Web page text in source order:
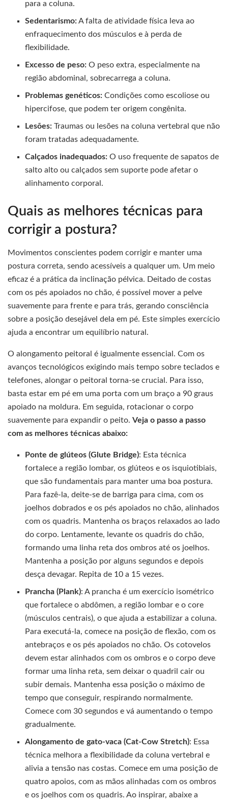
para a coluna.
Sedentarismo:A falta de atividade física leva ao
enfraquecimento dos músculos e à perda de
flexibilidade.
Excesso de peso: O peso extra, especialmente na
região abdominal, sobrecarrega a coluna.
Problemas genéticos: Condições como escoliose ou
hipercifose, que podem ter origem congênita.
Lesões: Traumas ou lesões na coluna vertebral que não
foram tratadas adequadamente.
Calçados inadequados: O uso frequente de sapatos de
salto alto ou calçados sem suporte pode afetar o
alinhamento corporal.
Quais as melhores técnicas para
corrigir a postura?
Movimentos conscientes podem corrigir e manter uma
postura correta, sendo acessíveis a qualquer um. Um meio
eficaz é a prática da inclinação pélvica. Deitado de costas
com os pés apoiados no chão, é possível mover a pelve
suavemente para frente e para trás, gerando consciência
sobre a posição desejável dela em pé. Este simples exercício
ajuda a encontrar um equilíbrio natural.
O alongamento peitoral é igualmente essencial. Com os
avanços tecnológicos exigindo mais tempo sobre teclados e
telefones, alongar o peitoral torna-se crucial. Para isso,
basta estar em pé em uma porta com um braço a 90 graus
apoiado na moldura. Em seguida, rotacionar o corpo
suavemente para expandir o peito. Veja o passo a passo
com as melhores técnicas abaixo:
Ponte de glúteos (Glute Bridge): Esta técnica
fortalece a região lombar, os glúteos e os isquiotibiais,
que são fundamentais para manter uma boa postura.
Para fazê-la, deite-se de barriga para cima, com os
joelhos dobrados e os pés apoiados no chão, alinhados
com os quadris. Mantenha os braços relaxados ao lado
do corpo. Lentamente, levante os quadris do chão,
formando uma linha reta dos ombros até os joelhos.
Mantenha a posição por alguns segundos e depois
desça devagar. Repita de 10 a 15 vezes.
Prancha (Plank): A prancha é um exercício isométrico
que fortalece o abdômen, a região lombar e o core
(músculos centrais), o que ajuda a estabilizar a coluna.
Para executá-la, comece na posição de flexão, com os
antebraços e os pés apoiados no chão. Os cotovelos
devem estar alinhados com os ombros e o corpo deve
formar uma linha reta, sem deixar o quadril cair ou
subir demais. Mantenha essa posição o máximo de
tempo que conseguir, respirando normalmente.
Comece com 30 segundos e vá aumentando o tempo
gradualmente.
Alongamento de gato-vaca (Cat-Cow Stretch): Essa
técnica melhora a flexibilidade da coluna vertebral e
alivia a tensão nas costas. Comece em uma posição de
quatro apoios, com as mãos alinhadas com os ombros
e os joelhos com os quadris. Ao inspirar, abaixe a